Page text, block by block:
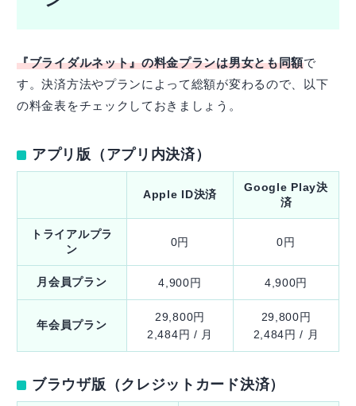
『ブライダルネット』の料金プランは男女とも同額で
す。決済方法やプランによって総額が変わるので、以下
の料金表をチェックしておきましょう。
アプリ版（アプリ内決済）
Apple ID決済
Google Play決
済
トライアルプラ
ン
0円 0円
月会員プラン 4,900円 4,900円
年会員プラン
29,800円
2,484円 / 月
29,800円
2,484円 / 月
ブラウザ版（クレジットカード決済）